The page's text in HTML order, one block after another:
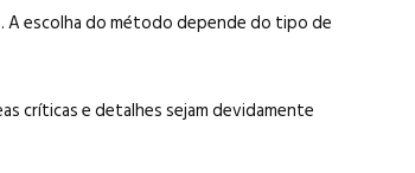
A escolha do método depende do tipo de
críticas e detalhes sejam devidamente